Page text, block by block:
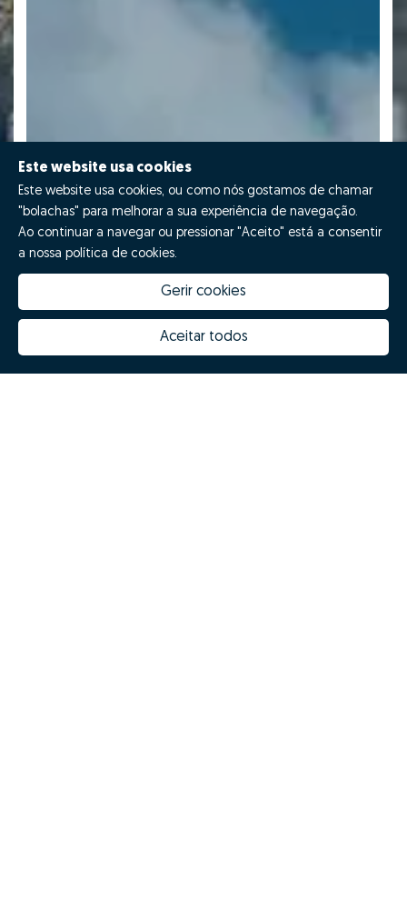
Este website usa cookies
Este website usa cookies, ou como nós gostamos de chamar
"bolachas" para melhorar a sua experiência de navegação.
Ao continuar a navegar ou pressionar "Aceito" está a consentir
a nossa política de cookies.
Gerir cookies
Aceitar todos